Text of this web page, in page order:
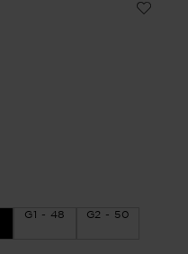
G1 - 48 G2 - 50